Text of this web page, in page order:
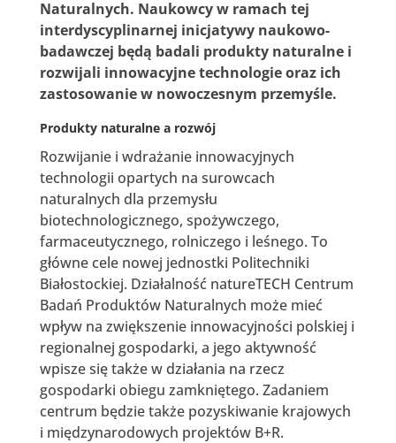
Naturalnych. Naukowcy w ramach tej
interdyscyplinarnej inicjatywy naukowo-
badawczej będą badali produkty naturalne i
rozwijali innowacyjne technologie oraz ich
zastosowanie w nowoczesnym przemyśle.
Produkty naturalne a rozwój
Rozwijanie i wdrażanie innowacyjnych
technologii opartych na surowcach
naturalnych dla przemysłu
biotechnologicznego, spożywczego,
farmaceutycznego, rolniczego i leśnego. To
główne cele nowej jednostki Politechniki
Białostockiej. Działalność natureTECH Centrum
Badań Produktów Naturalnych może mieć
wpływ na zwiększenie innowacyjności polskiej i
regionalnej gospodarki, a jego aktywność
wpisze się także w działania na rzecz
gospodarki obiegu zamkniętego. Zadaniem
centrum będzie także pozyskiwanie krajowych
i międzynarodowych projektów B+R.